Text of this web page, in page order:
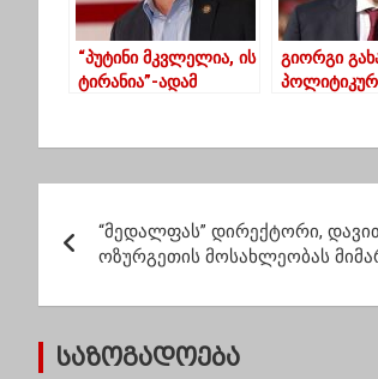
“პუტინი მკვლელია, ის
ტირანია”-ადამ
გიორგი
დღეს
ო
ს
ტ
“მედალფას” დირექტორი,
ოზურგეთის მოსახლეობას
საზოგადოება